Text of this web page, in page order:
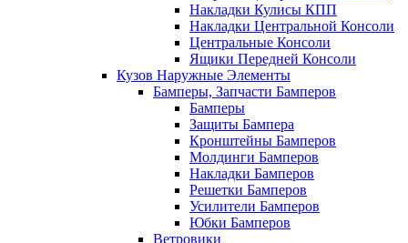
Накладки Кулисы КПП
Накладки Центральной Консоли
Центральные Консоли
Ящики Передней Консоли
Кузов Наружные Элементы
Бамперы, Запчасти Бамперов
Бамперы
Защиты Бампера
Кронштейны Бамперов
Молдинги Бамперов
Накладки Бамперов
Решетки Бамперов
Усилители Бамперов
Юбки Бамперов
Ветровики